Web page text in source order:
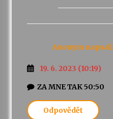
Anonym napsal:
19. 6. 2023 (10:19)
ZA MNE TAK 50:50
Odpovědět